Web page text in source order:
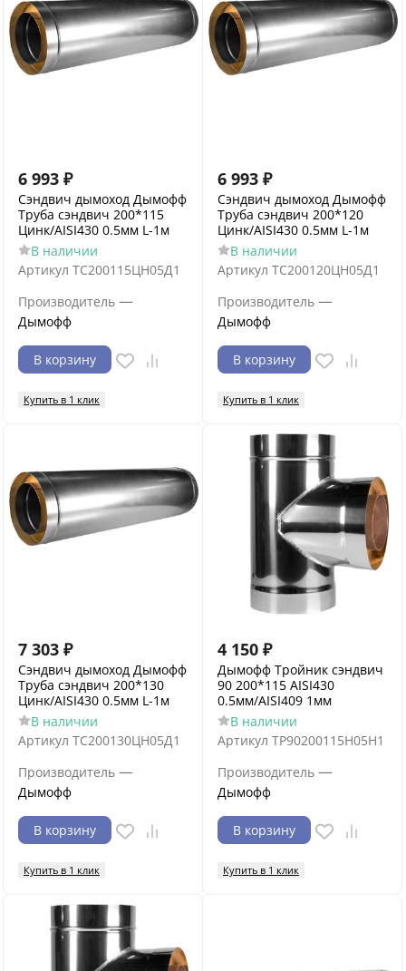
6 993 ₽
Сэндвич дымоход Дымофф
Труба сэндвич 200*115
Цинк/AISI430 0.5мм L-1м
В наличии
Артикул ТС200115ЦН05Д1
Производитель —
Дымофф
В корзину
Купить в 1 клик
6 993 ₽
Сэндвич дымоход Дымофф
Труба сэндвич 200*120
Цинк/AISI430 0.5мм L-1м
В наличии
Артикул ТС200120ЦН05Д1
Производитель —
Дымофф
В корзину
Купить в 1 клик
7 303 ₽
Сэндвич дымоход Дымофф
Труба сэндвич 200*130
Цинк/AISI430 0.5мм L-1м
В наличии
Артикул ТС200130ЦН05Д1
Производитель —
Дымофф
В корзину
Купить в 1 клик
4 150 ₽
Дымофф Тройник сэндвич
90 200*115 AISI430
0.5мм/AISI409 1мм
В наличии
Артикул ТР90200115Н05Н1
Производитель —
Дымофф
В корзину
Купить в 1 клик